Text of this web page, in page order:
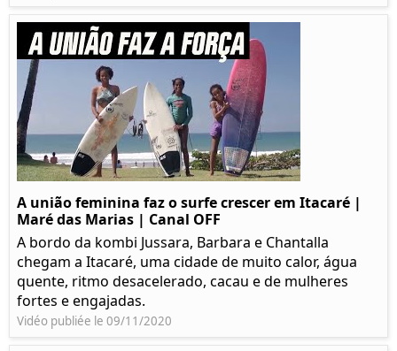
A união feminina faz o surfe crescer em Itacaré |
Maré das Marias | Canal OFF
A bordo da kombi Jussara, Barbara e Chantalla
chegam a Itacaré, uma cidade de muito calor, água
quente, ritmo desacelerado, cacau e de mulheres
fortes e engajadas.
Vidéo publiée le 09/11/2020